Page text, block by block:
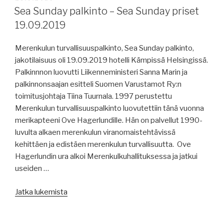
–
AB
besök
24.09.2019”
Sea Sunday palkinto – Sea Sunday priset
19.09.2019
Merenkulun turvallisuuspalkinto, Sea Sunday palkinto,
jakotilaisuus oli 19.09.2019 hotelli Kämpissä Helsingissä.
Palkinnnon luovutti Liikenneministeri Sanna Marin ja
palkinnonsaajan esitteli Suomen Varustamot Ry:n
toimitusjohtaja Tiina Tuurnala. 1997 perustettu
Merenkulun turvallisuuspalkinto luovutettiin tänä vuonna
merikapteeni Ove Hagerlundille. Hän on palvellut 1990-
luvulta alkaen merenkulun viranomaistehtävissä
kehittäen ja edistäen merenkulun turvallisuutta. Ove
Hagerlundin ura alkoi Merenkulkuhallituksessa ja jatkui
useiden …
Jatka lukemista